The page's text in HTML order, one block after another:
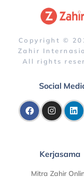
Copyright ©
Zahir
All rights
Social
Kerjasama
Mitra Zahir